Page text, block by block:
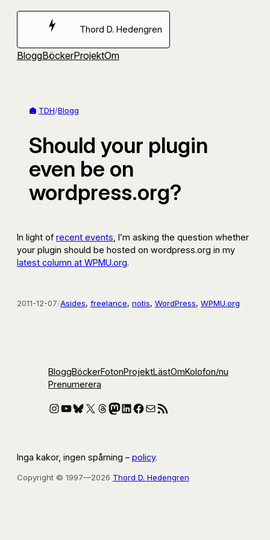
Hoppa
Thord D. Hedengren
BloggBöckerProjektOm
TDH/Blogg
Should your plugin
even be on
wordpress.org?
In light of recent events , I’m asking the question whether
your plugin should be hosted on wordpress.org in my
latest column at WPMU.org.
2011-12-07/Asides, freelance, notis, WordPress, WPMU.org
BloggBöckerFotonProjektLästOmKolofon/nu
Prenumerera
Instagram
YouTube
Bluesky
X Threads
Mastodon
LinkedIn
Facebook
E-postRSS-flöde
Inga kakor, ingen spårning – policy.
Copyright © 1997—2026 Thord D. Hedengren